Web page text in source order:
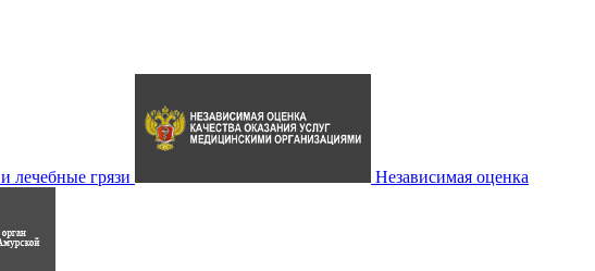
лечебные грязи Независимая оценка